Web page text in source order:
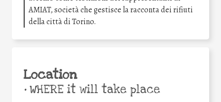
AMIAT, società che gestisce la racconta dei rifiuti
della città di Torino.
Location
•WHERE it will take place